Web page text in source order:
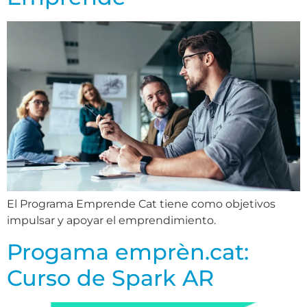
El Programa Emprende Cat tiene como objetivos
impulsar y apoyar el emprendimiento.
Progama emprèn.cat:
Curso de Spark AR